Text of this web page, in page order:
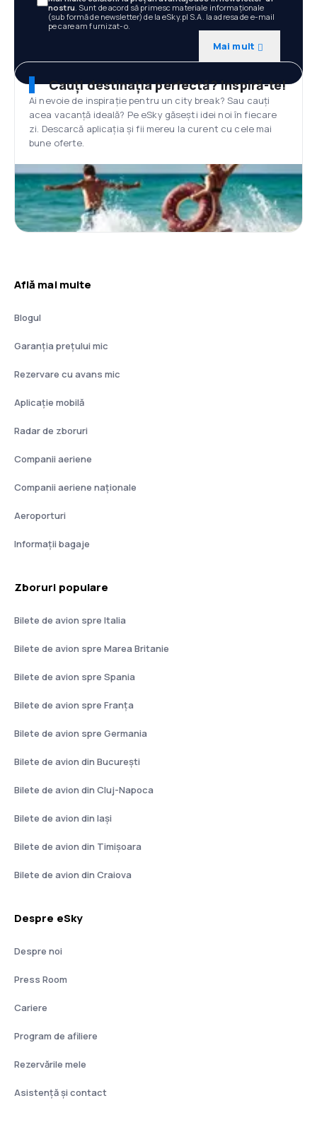
nostru. Sunt de acord să primesc materiale informaționale
(sub formă de newsletter) de la eSky.pl S.A. la adresa de e-mail
pe care am furnizat-o.
Mai mult
Cauți destinația perfectă? Inspiră-te!
Ai nevoie de inspirație pentru un city break? Sau cauți
acea vacanță ideală? Pe eSky găsești idei noi în fiecare
zi. Descarcă aplicația și fii mereu la curent cu cele mai
bune oferte.
Află mai multe
Blogul
Garanția prețului mic
Rezervare cu avans mic
Aplicație mobilă
Radar de zboruri
Companii aeriene
Companii aeriene naţionale
Aeroporturi
Informații bagaje
Zboruri populare
Bilete de avion spre Italia
Bilete de avion spre Marea Britanie
Bilete de avion spre Spania
Bilete de avion spre Franţa
Bilete de avion spre Germania
Bilete de avion din București
Bilete de avion din Cluj-Napoca
Bilete de avion din Iași
Bilete de avion din Timișoara
Bilete de avion din Craiova
Despre eSky
Despre noi
Press Room
Cariere
Program de afiliere
Rezervările mele
Asistenţă şi contact